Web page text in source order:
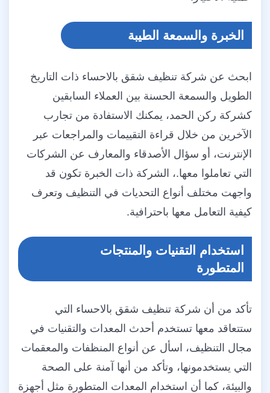
الخبرة والسمعة الطيبة
ابحث عن شركة تنظيف شقق بالاحساء ذات التاريخ
الطويل والسمعة الحسنة بين العملاء السابقين
كشركة ركن الحمد، يمكنك الاستفادة من تجارب
الآخرين من خلال قراءة التقييمات والمراجعات عبر
الإنترنت، أو سؤال الأصدقاء والمعارف عن الشركات
التي تعاملوا معها.، الشركة ذات الخبرة تكون قد
واجهت مختلف أنواع التحديات في التنظيف وتعرف
كيفية التعامل معها باحترافية.
استخدام التقنيات والمنتجات
المتطورة
تأكد من أن شركة تنظيف شقق بالاحساء التي
ستتعاقد معها تستخدم أحدث المعدات والتقنيات في
مجال التنظيف، اسأل عن أنواع المنظفات والمعقمات
التي يستخدمونها، وتأكد من أنها آمنة على الصحة
والبيئة، كما أن استخدام المعدات المتطورة مثل أجهزة